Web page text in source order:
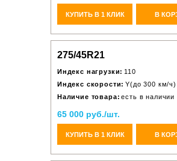
КУПИТЬ В 1 КЛИК В
275/45R21
Индекс нагрузки: 110
Индекс скорости: Y(до 300 км/ч)
Наличие товара: есть в наличии
65 000 руб./шт.
КУПИТЬ В 1 КЛИК В